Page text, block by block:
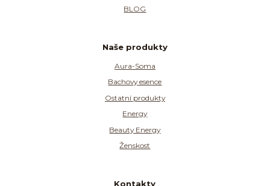
BLOG
Naše produkty
Aura-Soma
Bachovy esence
Ostatní produkty
Energy
Beauty Energy
Ženskost
Kontakty